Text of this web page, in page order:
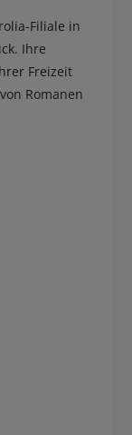
Filiale in
Ihre
Freizeit
Romanen